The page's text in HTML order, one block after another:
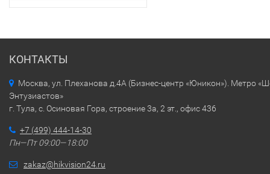
КОНТАКТЫ
Москва, ул. Плеханова д.4А (Бизнес-центр «Юникон»). Метро
Энтузиастов»
г. Тула, с. Осиновая Гора, строение 3а, 2 эт., офис 436
+7 (499) 444-14-30
Пн—Пт 09:00—18:00
zakaz@hikvision24.ru